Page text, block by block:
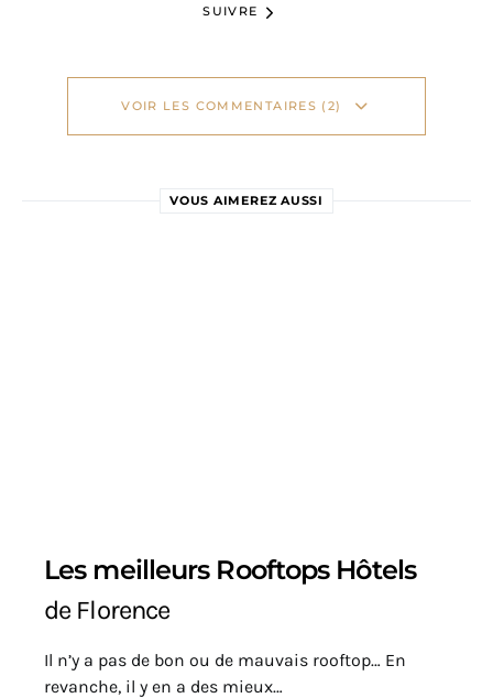
SUIVRE
VOIR LES COMMENTAIRES (2)
VOUS AIMEREZ AUSSI
Les meilleurs Rooftops Hôtels
de Florence
Il n’y a pas de bon ou de mauvais rooftop… En
revanche, il y en a des mieux…